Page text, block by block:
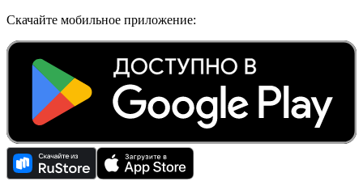
Скачайте мобильное приложение: